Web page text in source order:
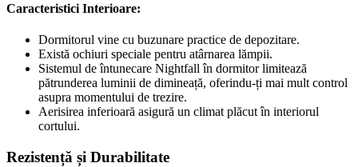
Caracteristici Interioare:
Dormitorul vine cu buzunare practice de depozitare.
Există ochiuri speciale pentru atârnarea lămpii.
Sistemul de întunecare Nightfall în dormitor limitează
pătrunderea luminii de dimineață, oferindu-ți mai mult control
asupra momentului de trezire.
Aerisirea inferioară asigură un climat plăcut în interiorul
cortului.
Rezistență și Durabilitate